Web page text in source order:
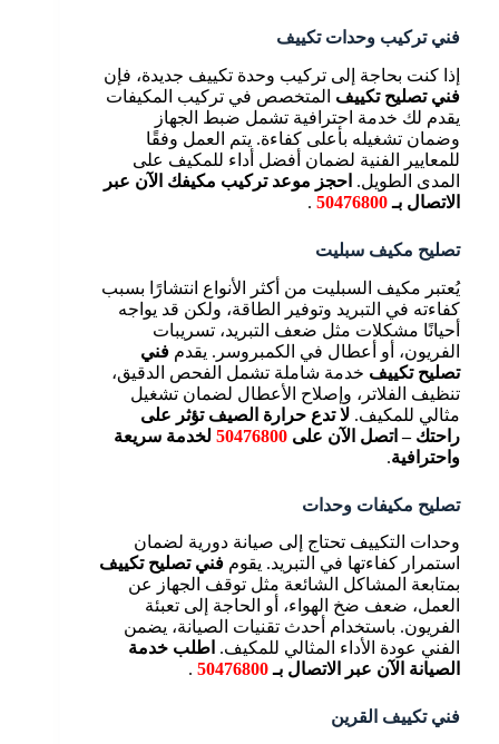
فني تركيب وحدات تكييف
إذا كنت بحاجة إلى تركيب وحدة تكييف جديدة، فإن
فني تصليح تكييف المتخصص في تركيب المكيفات
يقدم لك خدمة احترافية تشمل ضبط الجهاز
وضمان تشغيله بأعلى كفاءة. يتم العمل وفقًا
للمعايير الفنية لضمان أفضل أداء للمكيف على
المدى الطويل. احجز موعد تركيب مكيفك الآن عبر
الاتصال بـ50476800
.
تصليح مكيف سبليت
يُعتبر مكيف السبليت من أكثر الأنواع انتشارًا بسبب
كفاءته في التبريد وتوفير الطاقة، ولكن قد يواجه
أحيانًا مشكلات مثل ضعف التبريد، تسريبات
الفريون، أو أعطال في الكمبروسر. يقدم فني
تصليح تكييف خدمة شاملة تشمل الفحص الدقيق،
تنظيف الفلاتر، وإصلاح الأعطال لضمان تشغيل
مثالي للمكيف. لا تدع حرارة الصيف تؤثر على
راحتك – اتصل الآن على 50476800 لخدمة سريعة
واحترافية.
تصليح مكيفات وحدات
وحدات التكييف تحتاج إلى صيانة دورية لضمان
استمرار كفاءتها في التبريد. يقوم فني تصليح تكييف
بمتابعة المشاكل الشائعة مثل توقف الجهاز عن
العمل، ضعف ضخ الهواء، أو الحاجة إلى تعبئة
الفريون. باستخدام أحدث تقنيات الصيانة، يضمن
الفني عودة الأداء المثالي للمكيف. اطلب خدمة
الصيانة الآن عبر الاتصال بـ50476800
.
فني تكييف القرين